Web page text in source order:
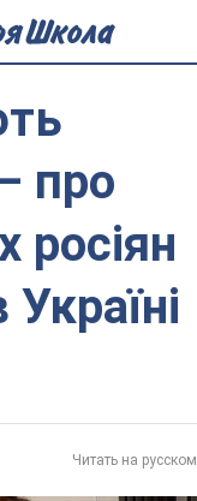
про
росіян
Читать на русском